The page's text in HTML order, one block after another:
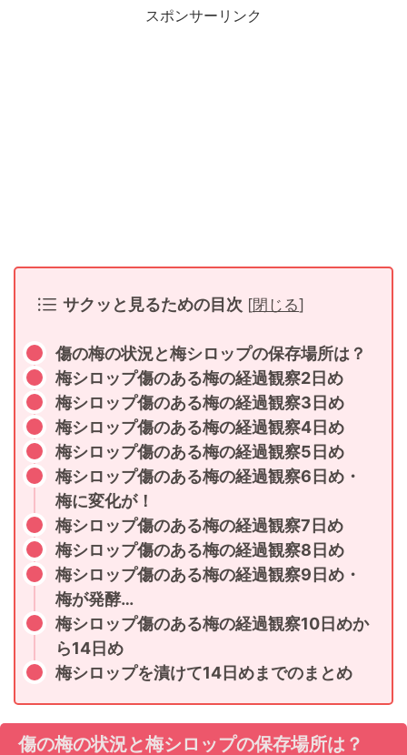
スポンサーリンク
サクッと見るための目次 [閉じる]
傷の梅の状況と梅シロップの保存場所は？
梅シロップ傷のある梅の経過観察2日め
梅シロップ傷のある梅の経過観察3日め
梅シロップ傷のある梅の経過観察4日め
梅シロップ傷のある梅の経過観察5日め
梅シロップ傷のある梅の経過観察6日め・
梅に変化が！
梅シロップ傷のある梅の経過観察7日め
梅シロップ傷のある梅の経過観察8日め
梅シロップ傷のある梅の経過観察9日め・
梅が発酵…
梅シロップ傷のある梅の経過観察10日めか
ら14日め
梅シロップを漬けて14日めまでのまとめ
傷の梅の状況と梅シロップの保存場所は？